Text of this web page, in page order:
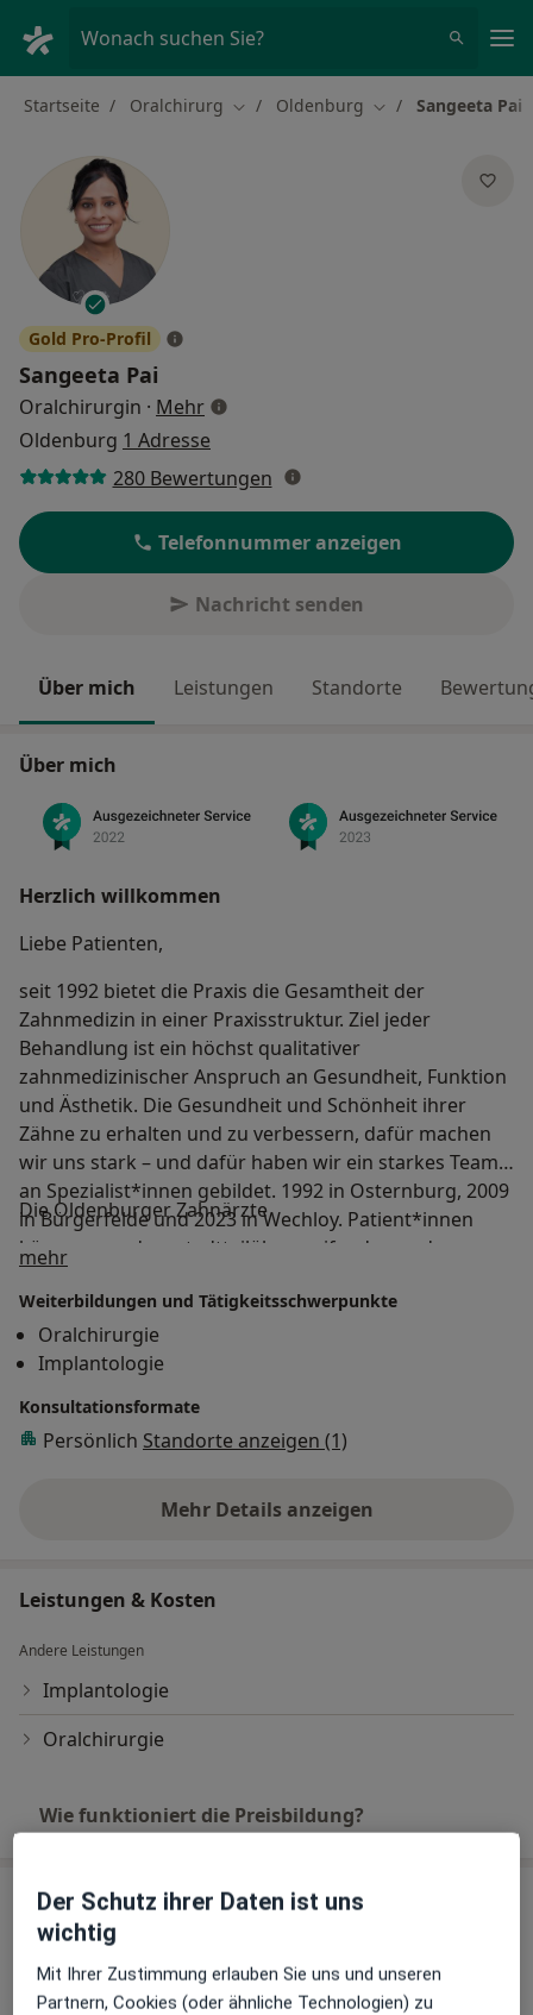
Wonach suchen Sie?
Startseite Oralchirurg Stadt ändern
Oldenburg Stadt ändern
Sangeeta Pai
Gold Pro-Profil
Sangeeta Pai
Oralchirurgin · Mehrüber Spezialisierungen
Oldenburg 1 Adresse
280 Bewertungen
Telefonnummer anzeigen
Nachricht senden
Über mich Leistungen Standorte
Über mich
Herzlich willkommen
Liebe Patienten,
seit 1992 bietet die Praxis die Gesamtheit der
Zahnmedizin in einer Praxisstruktur. Ziel jeder
Behandlung ist ein höchst qualitativer
zahnmedizinischer Anspruch an Gesundheit, Funktion
und Ästhetik. Die Gesundheit und Schönheit ihrer
Zähne zu erhalten und zu verbessern, dafür machen
wir uns stark – und dafür haben wir ein starkes Team
an Spezialist*innen gebildet. 1992 in Osternburg, 2009
in Bürgerfelde und 2023 in Wechloy. Patient*innen
können von dem stadtteilübergreifenden und
Ärzt*innenteams profitieren. Wir sind unter anderem
auf Behandlungen in Vollnarkose spezialisiert,
verfügen über eine integrierte Praxis für
Oralchirurgie mit Kolleg*innen aus anderen Praxen.
Die Oldenburger Zahnärzte
mehrÜber mich
Weiterbildungen und Tätigkeitsschwerpunkte
Oralchirurgie
Implantologie
Konsultationsformate
Persönlich Standorte anzeigen (1)
Mehr Details anzeigen
über Erfahrungen
Leistungen & Kosten
Andere Leistungen
Implantologie
Oralchirurgie
Wie funktioniert die Preisbildung?
Praxis
Die Oldenburger Zahnärzte Osternburg
Dragonerstr. 1, 26135Oldenburg
Der Schutz ihrer Daten ist uns
wichtig
Mit Ihrer Zustimmung erlauben Sie uns und unseren
Partnern, Cookies (oder ähnliche Technologien) zu